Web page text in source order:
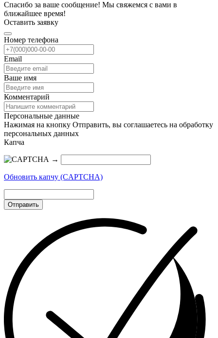
Спасибо за ваше сообщение! Мы свяжемся с вами в
ближайшее время!
Оставить заявку
Номер телефона
Email
Ваше имя
Комментарий
Персональные данные
Нажимая на кнопку Отправить, вы соглашаетесь на обработку
персональных данных
Капча
→
Обновить капчу (CAPTCHA)
Отправить